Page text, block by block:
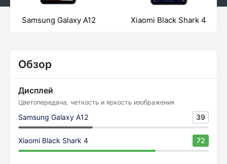
Samsung Galaxy A12 Xiaomi Black Shark 4
Обзор
Дисплей
Цветопередача, четкость и яркость изображения
Samsung Galaxy A12 39
Xiaomi Black Shark 4 72